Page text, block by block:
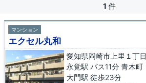
1 件
マンション
エクセル丸和
愛知県岡崎市上里１丁目
大門駅 徒歩23分